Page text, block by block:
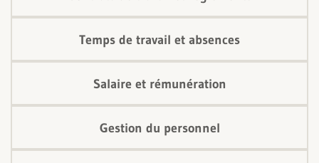
Temps de travail et absences
Salaire et rémunération
Gestion du personnel